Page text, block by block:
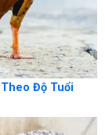
Theo Độ Tuổi